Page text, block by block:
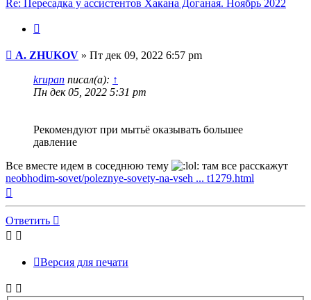
Re: Пересадка у ассистентов Хакана Доганая. Ноябрь 2022
Сообщение
A. ZHUKOV » Пт дек 09, 2022 6:57 pm
krupan писал(а): ↑
Пн дек 05, 2022 5:31 pm
Рекомендуют при мытьё оказывать большее
давление
Все вместе идем в соседнюю тему
там все расскажут
neobhodim-sovet/poleznye-sovety-na-vseh ... t1279.html
началу
Ответить
Версия для печати